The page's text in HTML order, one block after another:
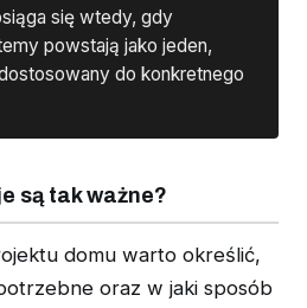
się wtedy, gdy
powstają jako jeden,
do konkretnego
są tak ważne?
domu warto określić,
oraz w jaki sposób